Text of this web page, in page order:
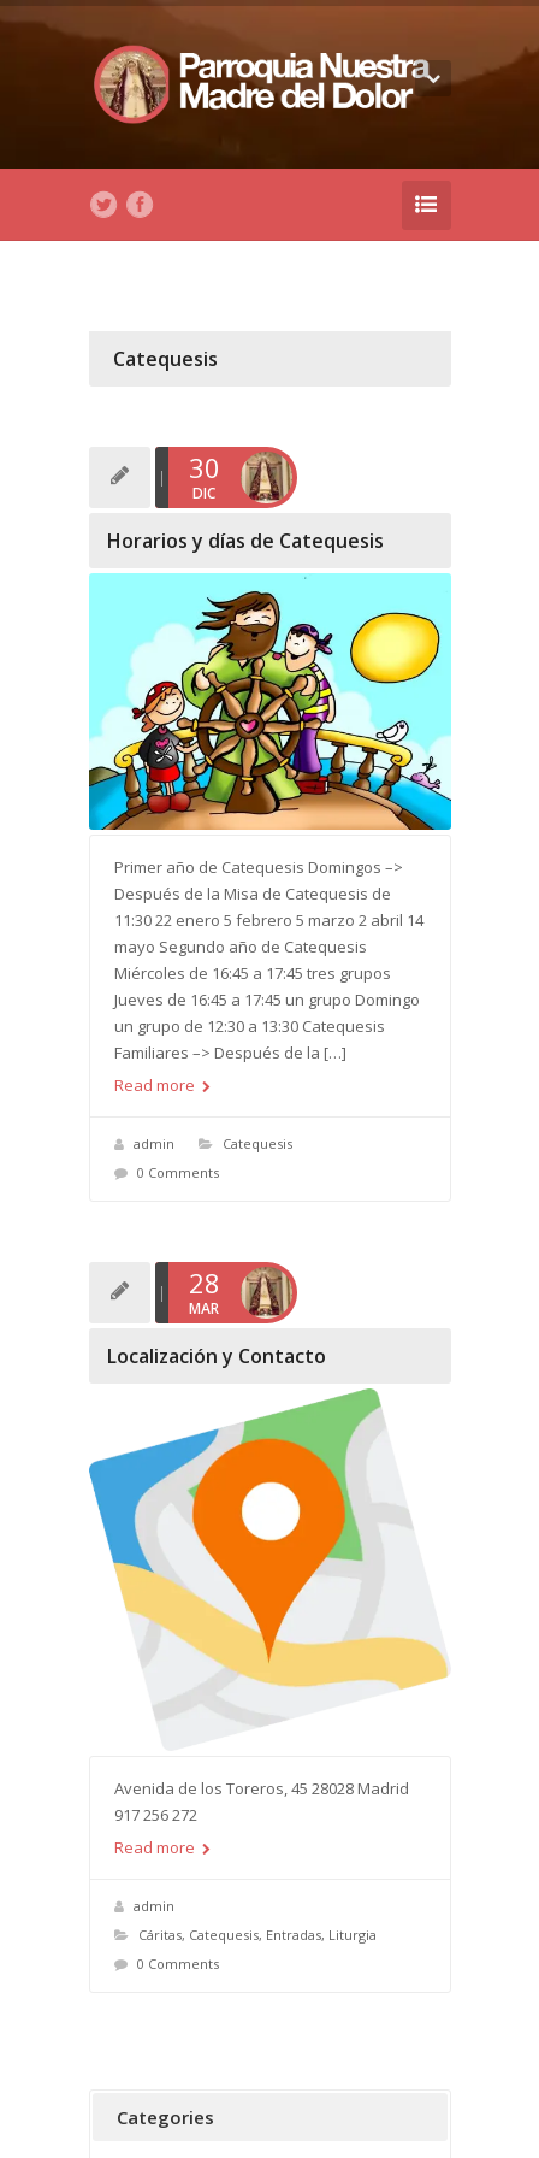
Catequesis
30
DIC
Horarios y días de Catequesis
Primer año de Catequesis Domingos –>
Después de la Misa de Catequesis de
11:30 22 enero 5 febrero 5 marzo 2 abril 14
mayo Segundo año de Catequesis
Miércoles de 16:45 a 17:45 tres grupos
Jueves de 16:45 a 17:45 un grupo Domingo
un grupo de 12:30 a 13:30 Catequesis
Familiares –> Después de la […]
Read more
admin
Catequesis
0 Comments
28
MAR
Localización y Contacto
Avenida de los Toreros, 45 28028 Madrid
917 256 272
Read more
admin
Cáritas, Catequesis, Entradas, Liturgia
0 Comments
Categories